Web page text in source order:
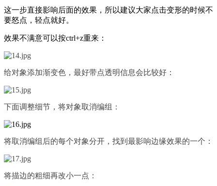
这一步直接影响后面的效果，所以建议大家点击变形的时候不
要怒点，轻点就好。
效果不满意可以按ctrl+z重来：
给对象添加渐变色 ，最好带点透明信息会比较好：
下面调整细节，将对象取消编组：
将取消编组后的每个对象分开，找到最影响边缘效果的一个：
将描边的粗细再改小一点：